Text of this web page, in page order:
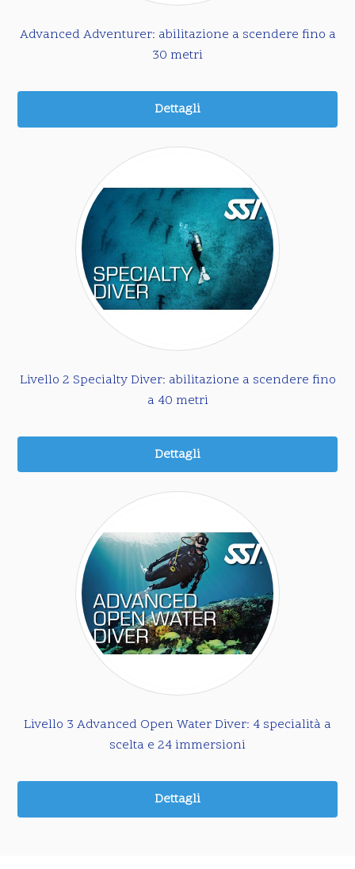
Advanced Adventurer: abilitazione a scendere fino a
30 metri
Dettagli
Livello 2 Specialty Diver: abilitazione a scendere fino
a 40 metri
Dettagli
Livello 3 Advanced Open Water Diver: 4 specialità a
scelta e 24 immersioni
Dettagli